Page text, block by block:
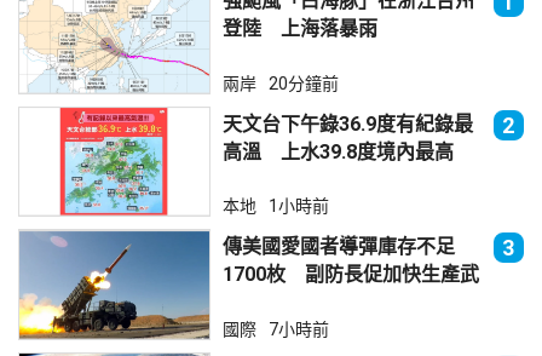
登陸 上海落暴雨
兩岸 20分鐘前
天文台下午錄36.9度有紀錄最
高溫 上水39.8度境內最高
2
本地 1小時前
傳美國愛國者導彈庫存不足
1700枚 副防長促加快生產武
3
國際 7小時前